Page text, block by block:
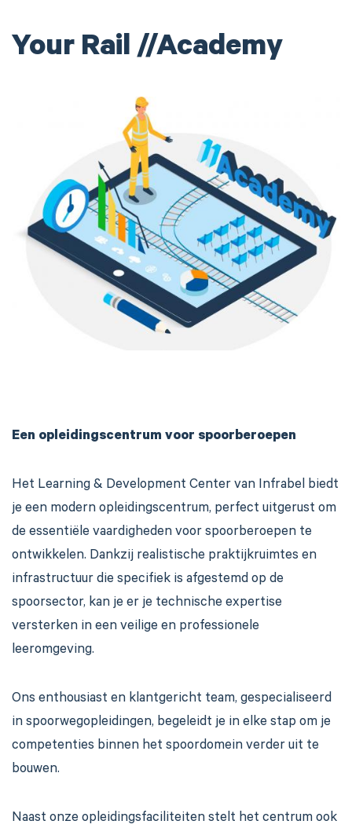
Your Rail //Academy
Een opleidingscentrum voor spoorberoepen
Het Learning & Development Center van Infrabel biedt
je een modern opleidingscentrum, perfect uitgerust om
de essentiële vaardigheden voor spoorberoepen te
ontwikkelen. Dankzij realistische praktijkruimtes en
infrastructuur die specifiek is afgestemd op de
spoorsector, kan je er je technische expertise
versterken in een veilige en professionele
leeromgeving.
Ons enthousiast en klantgericht team, gespecialiseerd
in spoorwegopleidingen, begeleidt je in elke stap om je
competenties binnen het spoordomein verder uit te
bouwen.
Naast onze opleidingsfaciliteiten stelt het centrum ook